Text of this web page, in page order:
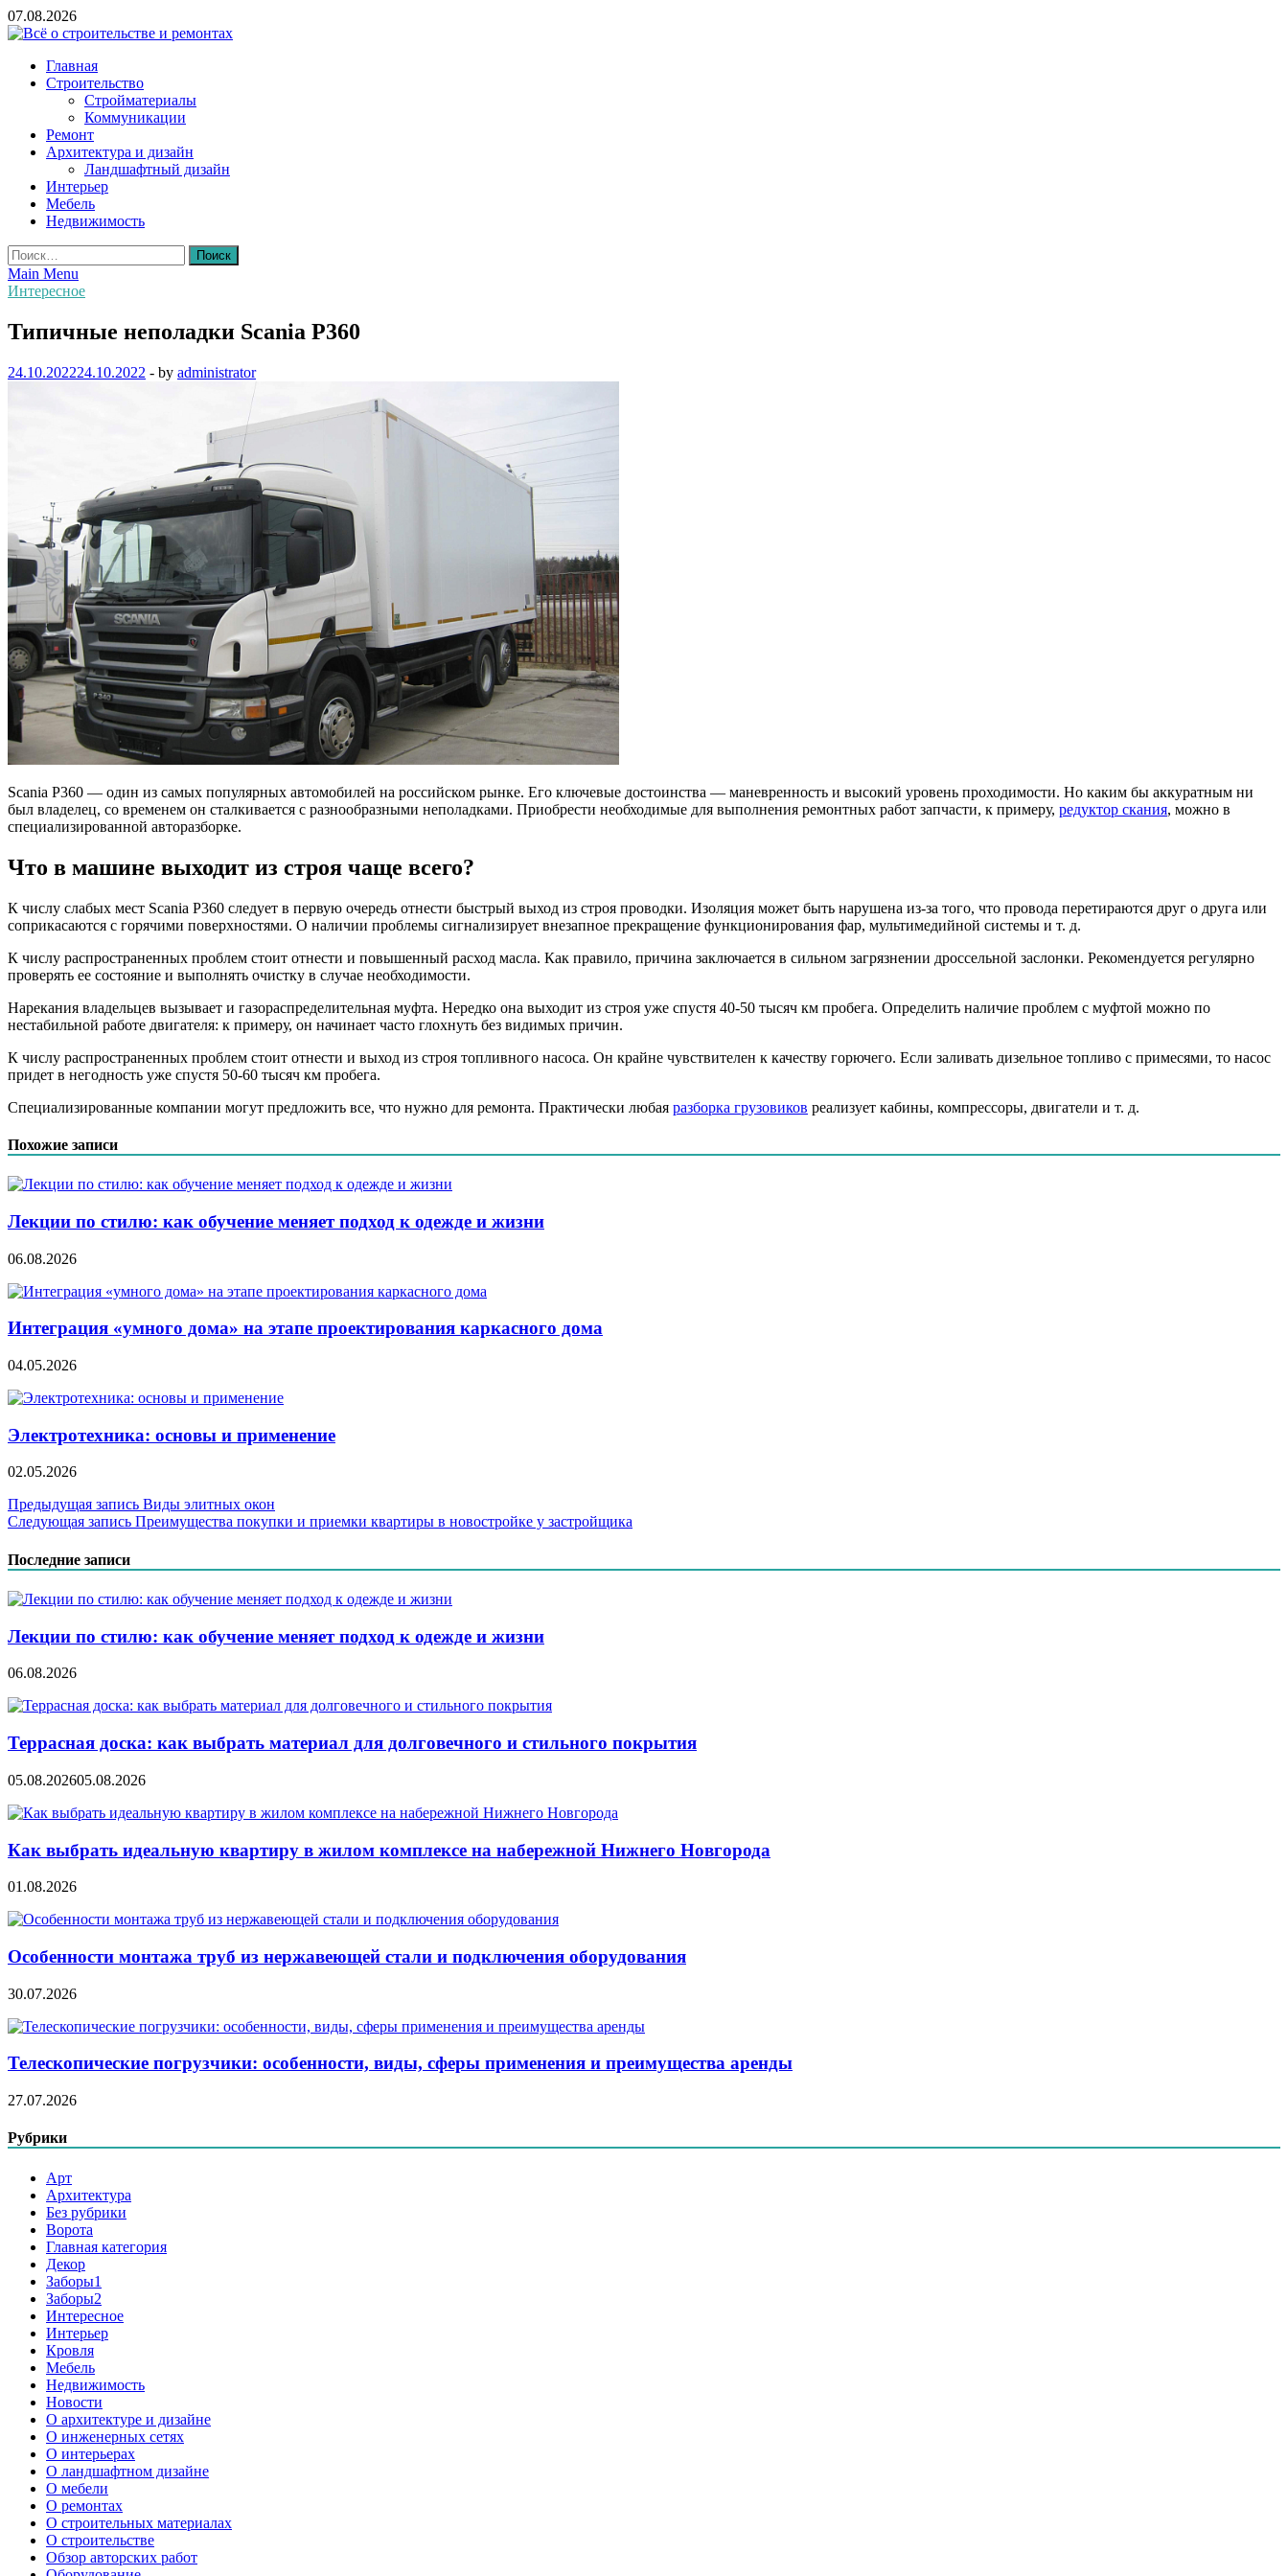
Skip
to
07.08.2026
Всё о строительстве и ремонтах
Главная
Строительство
Стройматериалы
Коммуникации
Ремонт
Архитектура и дизайн
Ландшафтный дизайн
Интерьер
Мебель
Недвижимость
Найти:
Main Menu
Интересное
Типичные неполадки Scania P360
24.10.202224.10.2022 - by administrator
Scania P360 — один из самых популярных автомобилей на российском рынке. Его ключевые достоинства — маневренность и высокий уровень проходимости. Но каким бы аккуратным ни
был владелец, со временем он сталкивается с разнообразными неполадками. Приобрести необходимые для выполнения ремонтных работ запчасти, к примеру, редуктор скания, можно в
специализированной авторазборке.
Что в машине выходит из строя чаще всего?
К числу слабых мест Scania P360 следует в первую очередь отнести быстрый выход из строя проводки. Изоляция может быть нарушена из-за того, что провода перетираются друг о друга или
соприкасаются с горячими поверхностями. О наличии проблемы сигнализирует внезапное прекращение функционирования фар, мультимедийной системы и т. д.
К числу распространенных проблем стоит отнести и повышенный расход масла. Как правило, причина заключается в сильном загрязнении дроссельной заслонки. Рекомендуется регулярно
проверять ее состояние и выполнять очистку в случае необходимости.
Нарекания владельцев вызывает и газораспределительная муфта. Нередко она выходит из строя уже спустя 40-50 тысяч км пробега. Определить наличие проблем с муфтой можно по
нестабильной работе двигателя: к примеру, он начинает часто глохнуть без видимых причин.
К числу распространенных проблем стоит отнести и выход из строя топливного насоса. Он крайне чувствителен к качеству горючего. Если заливать дизельное топливо с примесями, то насос
придет в негодность уже спустя 50-60 тысяч км пробега.
Специализированные компании могут предложить все, что нужно для ремонта. Практически любая разборка грузовиков реализует кабины, компрессоры, двигатели и т. д.
Похожие записи
Лекции по стилю: как обучение меняет подход к одежде и жизни
06.08.2026
Интеграция «умного дома» на этапе проектирования каркасного дома
04.05.2026
Электротехника: основы и применение
02.05.2026
Навигация
по
записям
Предыдущая запись Виды элитных окон
Следующая запись Преимущества покупки и приемки квартиры в новостройке у застройщика
Последние записи
Лекции по стилю: как обучение меняет подход к одежде и жизни
06.08.2026
Террасная доска: как выбрать материал для долговечного и стильного покрытия
05.08.202605.08.2026
Как выбрать идеальную квартиру в жилом комплексе на набережной Нижнего Новгорода
01.08.2026
Особенности монтажа труб из нержавеющей стали и подключения оборудования
30.07.2026
Телескопические погрузчики: особенности, виды, сферы применения и преимущества аренды
27.07.2026
Рубрики
Арт
Архитектура
Без рубрики
Ворота
Главная категория
Декор
Заборы1
Заборы2
Интересное
Интерьер
Кровля
Мебель
Недвижимость
Новости
О архитектуре и дизайне
О инженерных сетях
О интерьерах
О ландшафтном дизайне
О мебели
О ремонтах
О строительных материалах
О строительстве
Обзор авторских работ